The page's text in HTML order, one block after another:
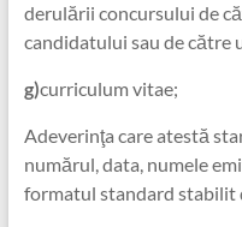
derulării concursului de
candidatului sau de către
g)curriculum vitae;
Adeverinţa care atestă
numărul, data, numele
formatul standard stabilit